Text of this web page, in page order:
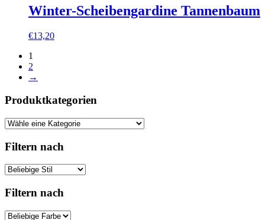
Winter-Scheibengardine Tannenbaum
€13,20
1
2
→
Produktkategorien
Filtern nach
Filtern nach